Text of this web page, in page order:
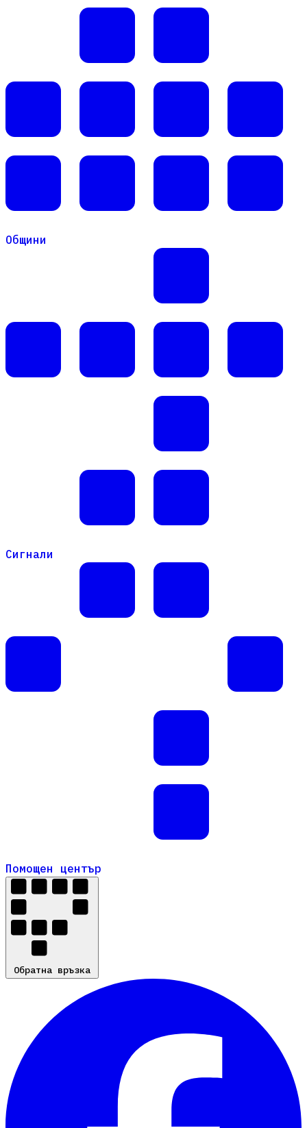
Общини
Сигнали
Помощен център
Помощен център
Обратна връзка
Обратна връзка